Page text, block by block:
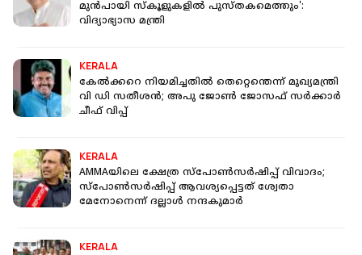
മുന്‍പായി സ്‌കൂളുകളില്‍ പുസ്തകമെത്തും':
വിദ്യാഭ്യാസ മന്ത്രി
KERALA
കേൽക്കറെ നിയമിച്ചതിൽ തെറ്റെന്തെന്ന് മുഖ്യമന്ത്രി
വി ഡി സതീശൻ; അപു ജോൺ ജോസഫ് സർക്കാർ
ചീഫ് വിപ്പ്
KERALA
AMMAയിലെ ക്ഷേത്ര സ്‌പോൺസർഷിപ്പ് വിവാദം;
സ്‌പോൺസർഷിപ്പ് ആവശ്യപ്പെട്ടത് ശ്വേതാ
മേനോനെന്ന് ദല്ലാൾ നന്ദകുമാർ
KERALA